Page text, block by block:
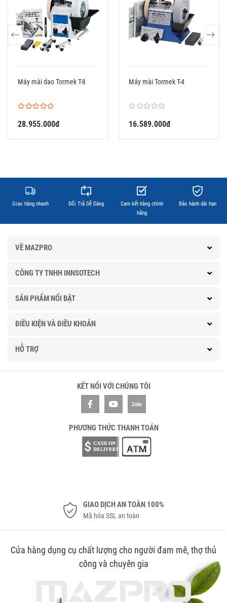
Máy mài dao Tormek T-8
28.955.000đ
Máy mài Tormek T-4
16.589.000đ
Giao hàng nhanh Đổi Trả Dễ Dàng
Cam kết hàng chính
hãng
Bảo hành dài hạn
VỀ MAZPRO
CÔNG TY TNHH INNSOTECH
SẢN PHẨM NỔI BẬT
ĐIỀU KIỆN VÀ ĐIỀU KHOẢN
HỖ TRỢ
KẾT NỐI VỚI CHÚNG TÔI
PHƯƠNG THỨC THANH TOÁN
GIAO DỊCH AN TOÀN 100%
Mã hóa SSL an toàn
Cửa hàng dụng cụ chất lượng cho người đam mê, thợ thủ
công và chuyên gia